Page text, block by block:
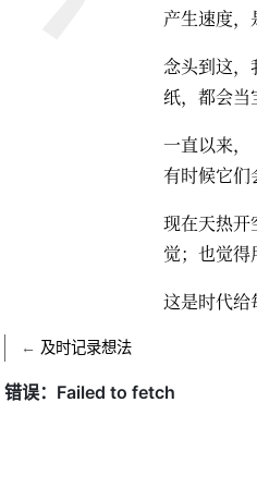
产生速度
念头到这，
纸，都会当
一直以来
有时候它们
现在天热开
觉；也觉
这是时代给
← 及时记录想法